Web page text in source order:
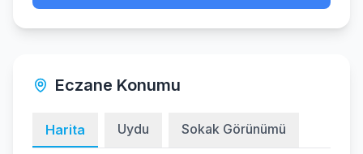
Eczane Konumu
Harita Uydu Sokak Görünümü